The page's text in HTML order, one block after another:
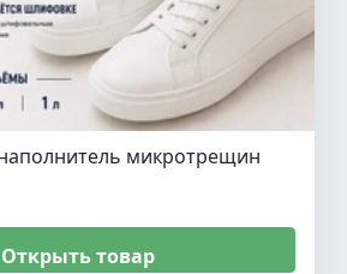
микротрещин
Открыть товар